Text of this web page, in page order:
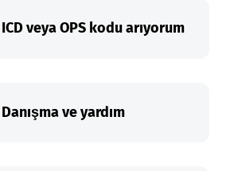
ICD veya OPS kodu arıyorum
Danışma ve yardım